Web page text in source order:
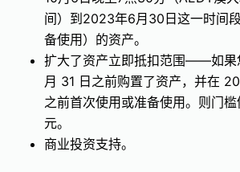
间）到2023年6月30日这一时间
备使用）的资产。
扩大了资产立即抵扣范围——如
月 31 日之前购置了资产，并在
之前首次使用或准备使用。则门
元。
商业投资支持。